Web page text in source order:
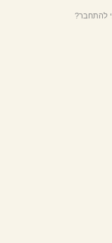
להתחבר?